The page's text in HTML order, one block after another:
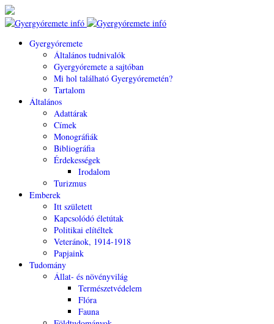
Gyergyóremete
Általános tudnivalók
Gyergyóremete a sajtóban
Mi hol található Gyergyóremetén?
Tartalom
Általános
Adattárak
Címek
Monográfiák
Bibliográfia
Érdekességek
Irodalom
Turizmus
Emberek
Itt született
Kapcsolódó életútak
Politikai elítéltek
Veteránok, 1914-1918
Papjaink
Tudomány
Állat- és növényvilág
Természetvédelem
Flóra
Fauna